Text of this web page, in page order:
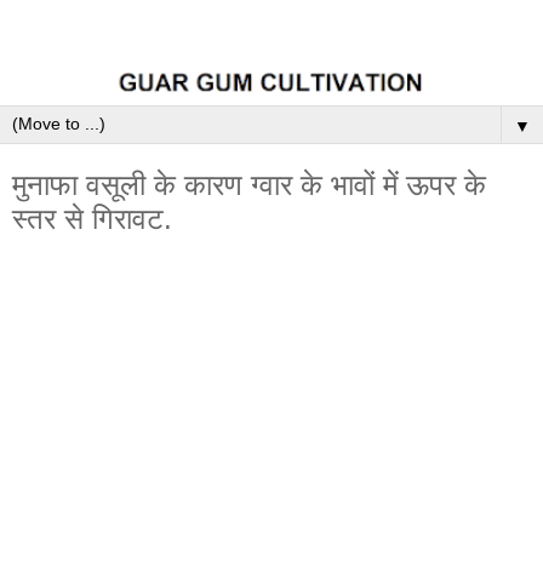
▼
मुनाफा वसूली के कारण ग्वार के भावों में ऊपर के
स्तर से गिरावट.